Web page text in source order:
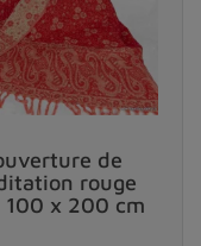
rétrécissement
de
rouge
100 x 200 cm